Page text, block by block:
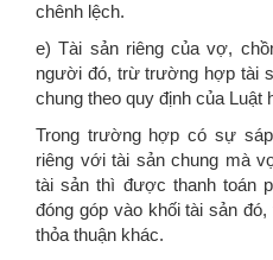
chênh lệch.
e) Tài sản riêng của vợ,
người đó, trừ trường hợp tài
chung theo quy định của Luật
Trong trường hợp có sự
riêng với tài sản chung mà
tài sản thì được thanh toán
đóng góp vào khối tài sản
thỏa thuận khác.